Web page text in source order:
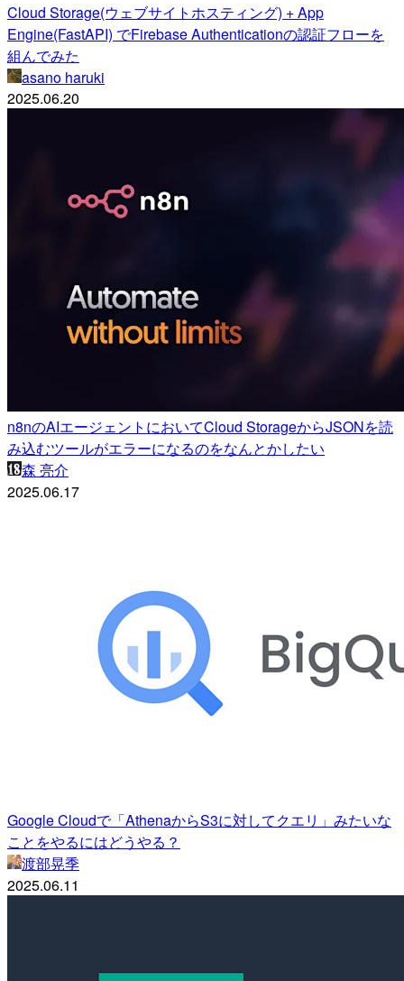
Cloud Storage(ウェブサイトホスティング) + App
Engine(FastAPI) でFirebase Authenticationの認証フローを
組んでみた
asano haruki
2025.06.20
n8nのAIエージェントにおいてCloud StorageからJSONを読
み込むツールがエラーになるのをなんとかしたい
森 亮介
2025.06.17
Google Cloudで「AthenaからS3に対してクエリ」みたいな
ことをやるにはどうやる？
渡部晃季
2025.06.11